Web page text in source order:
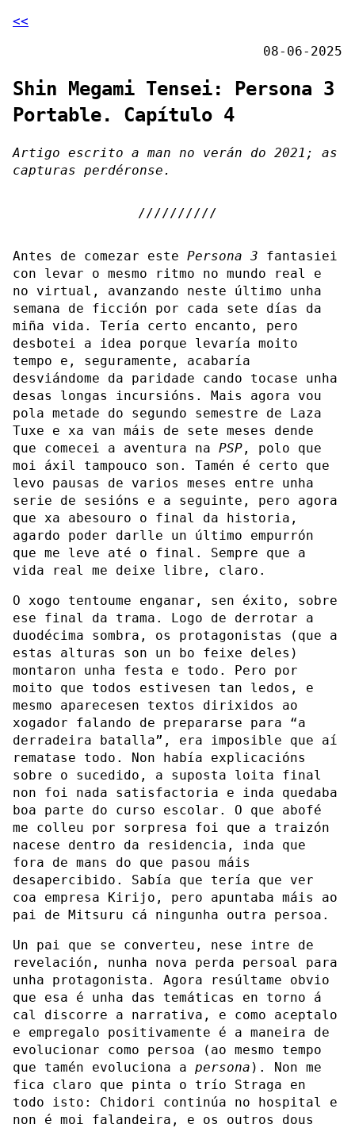
<<
08-06-2025
Shin Megami Tensei: Persona 3
Portable. Capítulo 4
Artigo escrito a man no verán do 2021; as
capturas perdéronse.
Antes de comezar este Persona 3 fantasiei
con levar o mesmo ritmo no mundo real e
no virtual, avanzando neste último unha
semana de ficción por cada sete días da
miña vida. Tería certo encanto, pero
desbotei a idea porque levaría moito
tempo e, seguramente, acabaría
desviándome da paridade cando tocase unha
desas longas incursións. Mais agora vou
pola metade do segundo semestre de Laza
Tuxe e xa van máis de sete meses dende
que comecei a aventura na PSP , polo que
moi áxil tampouco son. Tamén é certo que
levo pausas de varios meses entre unha
serie de sesións e a seguinte, pero agora
que xa abesouro o final da historia,
agardo poder darlle un último empurrón
que me leve até o final. Sempre que a
vida real me deixe libre, claro.
O xogo tentoume enganar, sen éxito, sobre
ese final da trama. Logo de derrotar a
duodécima sombra, os protagonistas (que a
estas alturas son un bo feixe deles)
montaron unha festa e todo. Pero por
moito que todos estivesen tan ledos, e
mesmo aparecesen textos dirixidos ao
xogador falando de prepararse para “a
derradeira batalla”, era imposible que aí
rematase todo. Non había explicacións
sobre o sucedido, a suposta loita final
non foi nada satisfactoria e inda quedaba
boa parte do curso escolar. O que abofé
me colleu por sorpresa foi que a traizón
nacese dentro da residencia, inda que
fora de mans do que pasou máis
desapercibido. Sabía que tería que ver
coa empresa Kirijo, pero apuntaba máis ao
pai de Mitsuru cá ningunha outra persoa.
Un pai que se converteu, nese intre de
revelación, nunha nova perda persoal para
unha protagonista. Agora resúltame obvio
que esa é unha das temáticas en torno á
cal discorre a narrativa, e como aceptalo
e empregalo positivamente é a maneira de
evolucionar como persoa (ao mesmo tempo
que tamén evoluciona a persona ). Non me
fica claro que pinta o trío Straga en
todo isto: Chidori continúa no hospital e
non é moi falandeira, e os outros dous